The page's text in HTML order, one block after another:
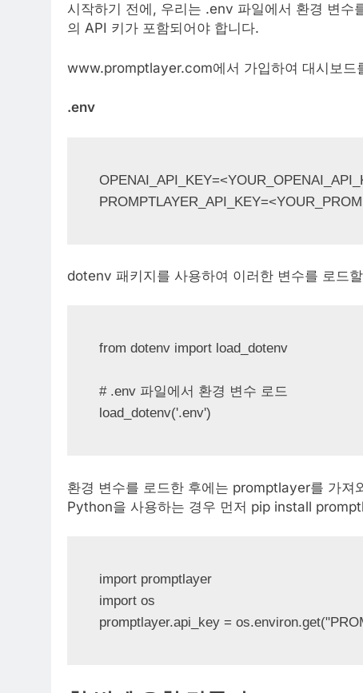
시작하기 전에, 우리는 .env 파일에서 환경 변
의 API 키가 포함되어야 합니다.
www.promptlayer.com에서 가입하여 대시보
.env
dotenv 패키지를 사용하여 이러한 변수를 로드
from dotenv import load_dotenv
# .env 파일에서 환경 변수 로드
load_dotenv('.env')
환경 변수를 로드한 후에는 promptlayer를 가
Python을 사용하는 경우 먼저 pip install
import promptlayer
import os
promptlayer.api_key =